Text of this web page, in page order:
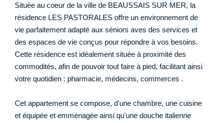
Située au coeur de la ville de BEAUSSAIS SUR MER, la
résidence LES PASTORALES offre un environnement de
vie parfaitement adapté aux séniors aves des services et
des espaces de vie conçus pour répondre à vos besoins.
Cette résidence est idéalement située à proximité des
commodités, afin de pouvoir tout faire à pied, facilitant ainsi
votre quotidien : pharmacie, médecins, commerces .
Cet appartement se compose, d'une chambre, une cuisine
et équipée et emménagée ainsi qu'une douche italienne